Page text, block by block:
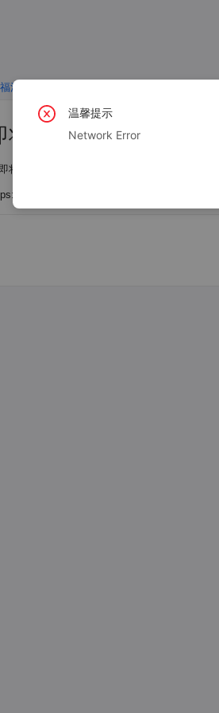
将离开福清人才网
将离开福清人才网，请注意您的账号和财产安
vorota-kalitki.ru/4DLf4gu/ACl1BBe.html
温馨提示
Network Error